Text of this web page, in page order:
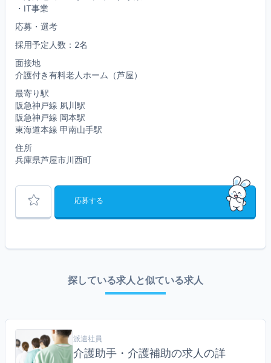
・IT事業
応募・選考
採用予定人数：2名
面接地
介護付き有料老人ホーム（芦屋）
最寄り駅
阪急神戸線 夙川駅
阪急神戸線 岡本駅
東海道本線 甲南山手駅
住所
兵庫県芦屋市川西町
応募する
探している求人と似ている求人
派遣社員
介護助手・介護補助の求人の詳